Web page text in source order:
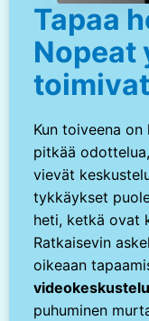
Tapaa
Nopeat
Kun toiveena
pitkää
vievät
tykkäykset
heti, ketkä ovat
Ratkaisevin
oikeaan
puhuminen